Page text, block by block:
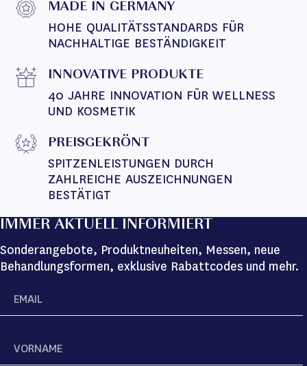
MADE IN GERMANY
HOHE QUALITÄTSSTANDARDS FÜR
NACHHALTIGE BESTÄNDIGKEIT
INNOVATIVE PRODUKTE
40 JAHRE INNOVATION FÜR WELLNESS
UND KOSMETIK
PREISGEKRÖNT
SPITZENLEISTUNGEN DURCH
ZAHLREICHE AUSZEICHNUNGEN
BESTÄTIGT
IMMER AKTUELL INFORMIERT
Sonderangebote, Produktneuheiten, Messen, neue
Behandlungsformen, exklusive Rabattcodes und mehr.